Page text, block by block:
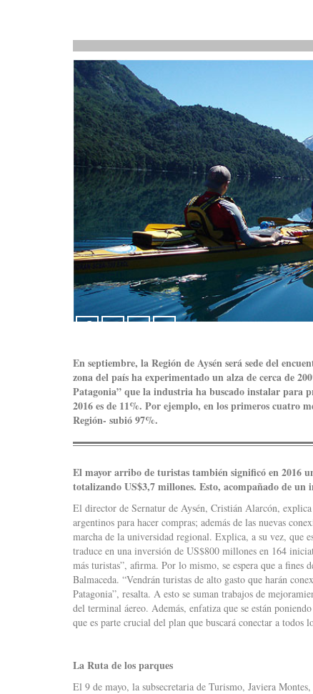
En septiembre, la Región de Aysén será sede del
zona del país ha experimentado un alza de cerca de
Patagonia” que la industria ha buscado instalar para
2016 es de 11%. Por ejemplo, en los primeros cuatro
Región- subió 97%.
El mayor arribo de turistas también significó en 2016
totalizando US$3,7 millones. Esto, acompañado de
El director de Sernatur de Aysén, Cristián Alarcón,
argentinos para hacer compras; además de las nuevas
marcha de la universidad regional. Explica, a su vez, que
traduce en una inversión de US$800 millones en 164
más turistas”, afirma. Por lo mismo, se espera que a fines
Balmaceda. “Vendrán turistas de alto gasto que harán
Patagonia”, resalta. A esto se suman trabajos de
del terminal áereo. Además, enfatiza que se están
que es parte crucial del plan que buscará conectar a todos
La Ruta de los parques
El 9 de mayo, la subsecretaria de Turismo, Javiera